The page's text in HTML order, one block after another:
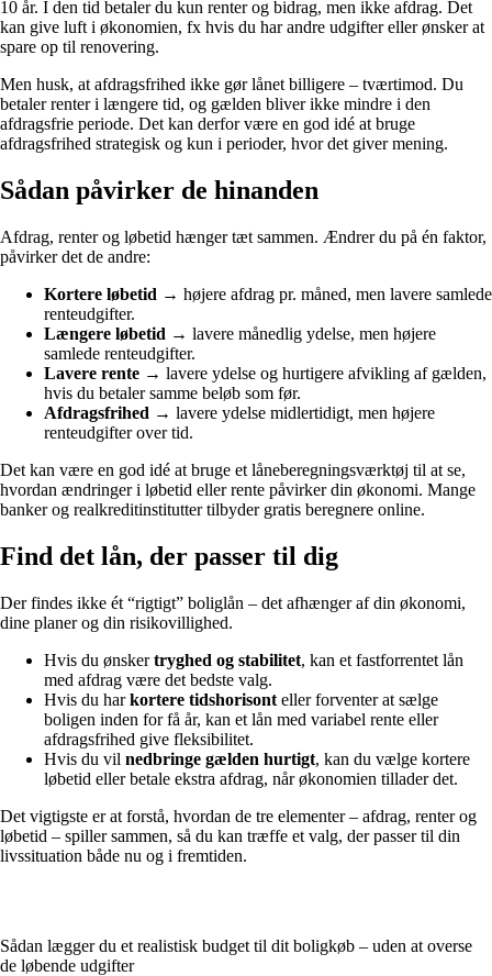
10 år. I den tid betaler du kun renter og bidrag, men ikke afdrag. Det
kan give luft i økonomien, fx hvis du har andre udgifter eller ønsker at
spare op til renovering.
Men husk, at afdragsfrihed ikke gør lånet billigere – tværtimod. Du
betaler renter i længere tid, og gælden bliver ikke mindre i den
afdragsfrie periode. Det kan derfor være en god idé at bruge
afdragsfrihed strategisk og kun i perioder, hvor det giver mening.
Sådan påvirker de hinanden
Afdrag, renter og løbetid hænger tæt sammen. Ændrer du på én faktor,
påvirker det de andre:
Kortere løbetid → højere afdrag pr. måned, men lavere samlede
renteudgifter.
Længere løbetid → lavere månedlig ydelse, men højere
samlede renteudgifter.
Lavere rente → lavere ydelse og hurtigere afvikling af gælden,
hvis du betaler samme beløb som før.
Afdragsfrihed → lavere ydelse midlertidigt, men højere
renteudgifter over tid.
Det kan være en god idé at bruge et låneberegningsværktøj til at se,
hvordan ændringer i løbetid eller rente påvirker din økonomi. Mange
banker og realkreditinstitutter tilbyder gratis beregnere online.
Find det lån, der passer til dig
Der findes ikke ét “rigtigt” boliglån – det afhænger af din økonomi,
dine planer og din risikovillighed.
Hvis du ønskertryghed og stabilitet, kan et fastforrentet lån
med afdrag være det bedste valg.
Hvis du harkortere tidshorisont eller forventer at sælge
boligen inden for få år, kan et lån med variabel rente eller
afdragsfrihed give fleksibilitet.
Hvis du vil nedbringe gælden hurtigt, kan du vælge kortere
løbetid eller betale ekstra afdrag, når økonomien tillader det.
Det vigtigste er at forstå, hvordan de tre elementer – afdrag, renter og
løbetid – spiller sammen, så du kan træffe et valg, der passer til din
livssituation både nu og i fremtiden.
Sådan lægger du et realistisk budget til dit boligkøb – uden at overse
de løbende udgifter